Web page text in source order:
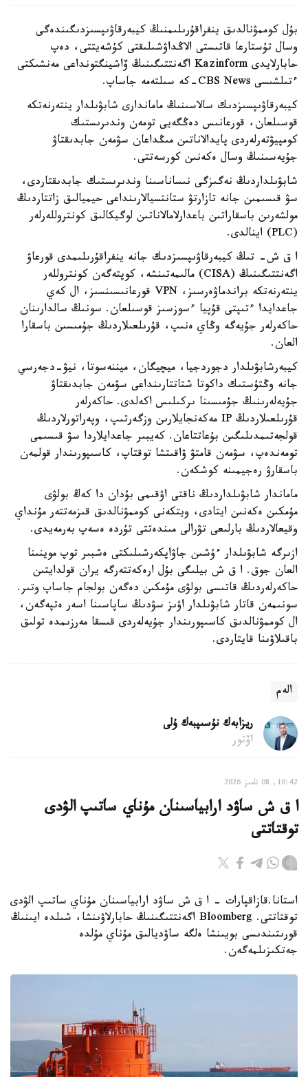
بۇل كوممۋنالدىق ينفراقۇرىلىمنىڭ كيبەرقاۋىپسىزدىگىندەگى
وسال تۇستارعا قاتىستى الاڭداۋشىلىقتى كۇشەيتتى، دەپ
حابارلايدى Kazinform اگەنتتىگىنىڭ ۆاشينگتونداعى مەنشىكتى
ءتىلشىسى CBS News-كە سىلتەمە جاساپ.
كيبەرقاۋىپسىزدىك سالاسىنىڭ ماماندارى شابۋىلدار ينتەرنەتكە
قوسىلعان، قورعانىس دەڭگەيى تومەن وندىرىستىك
كومپيۋتەرلەردى پايدالاناتىن مىڭداعان سۋمەن جابدىقتاۋ
جۇيەسىنىڭ وسال ەكەنىن كورسەتتى.
شابۋىلداردىڭ نەگىزگى نىساناسىنا وندىرىستىك جابدىقتاردى،
سۋ قىسىمىن جانە تازارتۋ ستانتسيالارىنداعى حيميالىق زاتتاردىڭ
مولشەرىن باسقاراتىن باعدارلامالاناتىن لوگيكالىق كونتروللەرلەر
(PLC) اينالدى.
ا ق ش- تىڭ كيبەرقاۋىپسىزدىك جانە ينفراقۇرىلىمدى قورعاۋ
اگەنتتىگىنىڭ (CISA) مالىمەتىنشە، كوپتەگەن كونتروللەر
ينتەرنەتكە براندماۋەرسىز، VPN قورعانىسىنسىز، ال كەي
جاعدايدا ءتىپتى قۇپيا ءسوزسىز قوسىلعان. سونىڭ سالدارىنان
حاكەرلەر جۇيەگە وڭاي ەنىپ، قۇرىلعىلاردىڭ جۇمىسىن باسقارا
العان.
كيبەرشابۋىلدار دجوردجيا، ميچيگان، ميننەسوتا، نيۋ-دجەرسي
جانە وڭتۇستىك داكوتا شتاتتارىنداعى سۋمەن جابدىقتاۋ
جۇيەلەرىنىڭ جۇمىسىنا ىركىلىس اكەلدى. حاكەرلەر
قۇرىلعىلاردىڭ IP مەكەنجايلارىن وزگەرتىپ، وپەراتورلاردىڭ
قولجەتىمدىلىگىن بۇعاتتاعان. كەيبىر جاعدايلاردا سۋ قىسىمى
تومەندەپ، سۋمەن قامتۋ ۋاقىتشا توقتاپ، كاسىپورىندار قولمەن
باسقارۋ رەجيمىنە كوشكەن.
ماماندار شابۋىلداردىڭ ناقتى اۋقىمى بۇدان دا كەڭ بولۋى
مۇمكىن ەكەنىن ايتادى، ويتكەنى كوممۋنالدىق قىزمەتتەر مۇنداي
وقيعالاردىڭ بارلىعى تۋرالى مىندەتتى تۇردە ەسەپ بەرمەيدى.
ازىرگە شابۋىلدار ءۇشىن جاۋاپكەرشىلىكتى ەشبىر توپ موينىنا
العان جوق. ا ق ش بيلىگى بۇل ارەكەتتەرگە يران قولدايتىن
حاكەرلەردىڭ قاتىسى بولۋى مۇمكىن دەگەن بولجام جاساپ وتىر.
سونىمەن قاتار شابۋىلدار اۋىز سۋدىڭ ساپاسىنا اسەر ەتپەگەن،
ال كوممۋنالدىق كاسىپورىندار جۇيەلەردى قىسقا مەرزىمدە تولىق
باقىلاۋىنا قايتاردى.
الەم
ريزابەك نۇسىپبەك ۇلى
اۆتور
10:42, 08 تامىز 2026
ا ق ش ساۋد ارابياسىنان مۇناي ساتىپ الۋدى
توقتاتتى
استانا.قازاقپارات - ا ق ش ساۋد ارابياسىنان مۇناي ساتىپ الۋدى
توقتاتتى. Bloomberg اگەنتتىگىنىڭ حابارلاۋىنشا، شىلدە ايىنىڭ
قورىتىندىسى بويىنشا ەلگە ساۋديالىق مۇناي مۇلدە
جەتكىزىلمەگەن.